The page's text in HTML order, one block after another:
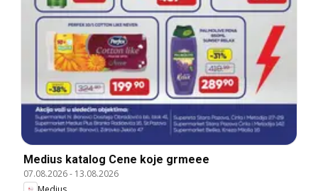
Medius katalog Cene koje grmeee
07.08.2026- 13.08.2026